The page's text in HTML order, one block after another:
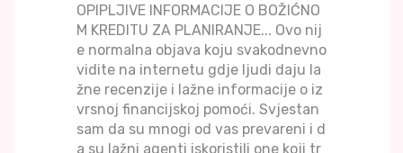
OPIPLJIVE INFORMACIJE O BOŽIĆNO
M KREDITU ZA PLANIRANJE... Ovo nij
e normalna objava koju svakodnevno
vidite na internetu gdje ljudi daju la
žne recenzije i lažne informacije o iz
vrsnoj financijskoj pomoći. Svjestan
sam da su mnogi od vas prevareni i d
a su lažni agenti iskoristili one koji tr